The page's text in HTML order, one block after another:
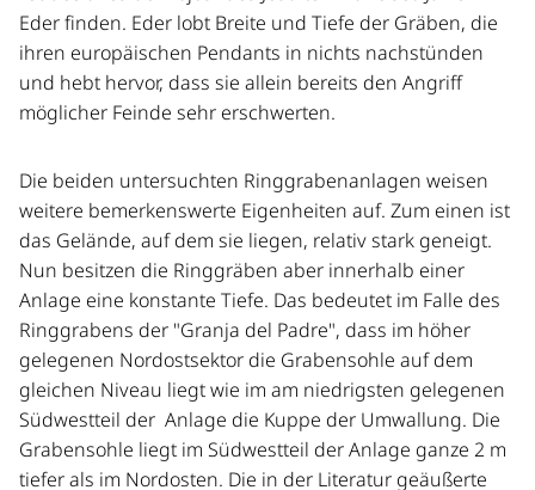
Eder finden. Eder lobt Breite und Tiefe der Gräben, die
ihren europäischen Pendants in nichts nachstünden
und hebt hervor, dass sie allein bereits den Angriff
möglicher Feinde sehr erschwerten.
Die beiden untersuchten Ringgrabenanlagen weisen
weitere bemerkenswerte Eigenheiten auf. Zum einen ist
das Gelände, auf dem sie liegen, relativ stark geneigt.
Nun besitzen die Ringgräben aber innerhalb einer
Anlage eine konstante Tiefe. Das bedeutet im Falle des
Ringgrabens der "Granja del Padre", dass im höher
gelegenen Nordostsektor die Grabensohle auf dem
gleichen Niveau liegt wie im am niedrigsten gelegenen
Südwestteil der Anlage die Kuppe der Umwallung. Die
Grabensohle liegt im Südwestteil der Anlage ganze 2 m
tiefer als im Nordosten. Die in der Literatur geäußerte